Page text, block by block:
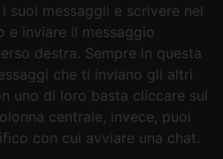
messaggli e scrivere nel
e inviare il messaggio
destra. Sempre in questa
che ti inviano gli altri
uno di loro basta cliccare sul
centrale, invece, puoi
con cui avviare una chat.